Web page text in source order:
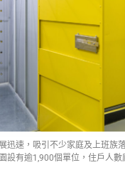
迅速，吸引不少家庭及上班族
設有逾1,900個單位，住戶人